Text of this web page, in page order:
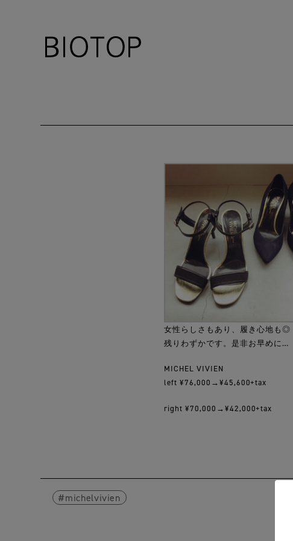
女性らしさもあり、履き心地も◎
残りわずかです。是非お早めに…
MICHEL VIVIEN
left ¥76,000→¥45,600+tax
right ¥70,000→¥42,000+tax
michelvivien